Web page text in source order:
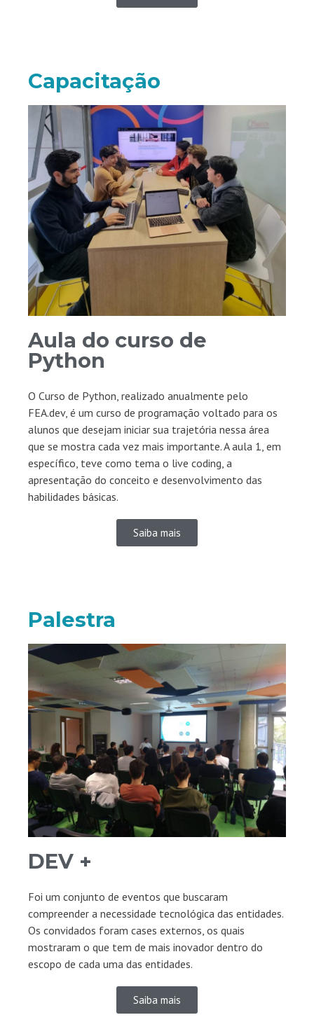
Capacitação
Aula do curso de
Python​
O Curso de Python, realizado anualmente pelo
FEA.dev, é um curso de programação voltado para os
alunos que desejam iniciar sua trajetória nessa área
que se mostra cada vez mais importante. A aula 1, em
específico, teve como tema o live coding, a
apresentação do conceito e desenvolvimento das
habilidades básicas.
Saiba mais
Palestra
DEV +
Foi um conjunto de eventos que buscaram
compreender a necessidade tecnológica das entidades.
Os convidados foram cases externos, os quais
mostraram o que tem de mais inovador dentro do
escopo de cada uma das entidades.
Saiba mais